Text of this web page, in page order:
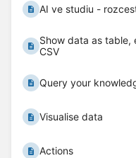
AI ve studiu -
Show data as
CSV
Query your
Visualise data
Actions